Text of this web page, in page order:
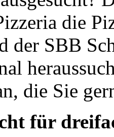
die
der SBB
die Sie
für